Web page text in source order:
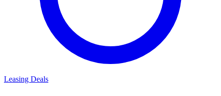
Leasing Deals